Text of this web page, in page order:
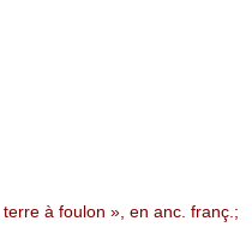
à foulon », en anc. franç.;